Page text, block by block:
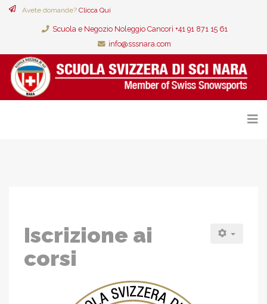
Avete domande? Clicca Qui
Scuola e Negozio Noleggio Cancorì +41 91 871 15 61
info@sssnara.com
Iscrizione ai
corsi